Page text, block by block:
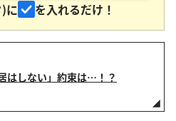
に
を入れるだけ！
はしない」約束は…！？